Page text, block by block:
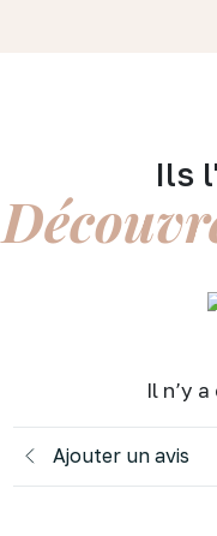
Ils
Il n’y
Ajouter un avis